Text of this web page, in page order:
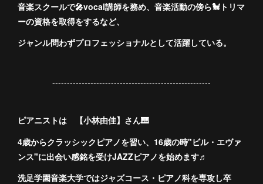
音楽スクールで🎤vocal講師を務め、音楽活動の傍ら🐩トリマ
ーの資格を取得をするなど、
ジャンル問わずプロフェッショナルとして活躍している。
------------------------------------------------------
ピアニストは 【小林由佳】さん🎹
4歳からクラッシックピアノを習い、16歳の時"ビル・エヴァ
ンス"に出会い感銘を受けJAZZピアノを始めます♬
洗足学園音楽大学ではジャズコース・ピアノ科を専攻し卒